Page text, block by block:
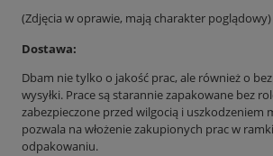
(Zdjęcia w oprawie, mają charakter poglądowy)
Dostawa:
Dbam nie tylko o jakość prac, ale również o
wysyłki. Prace są starannie zapakowane bez
zabezpieczone przed wilgocią i uszkodzeniem
pozwala na włożenie zakupionych prac w
odpakowaniu.